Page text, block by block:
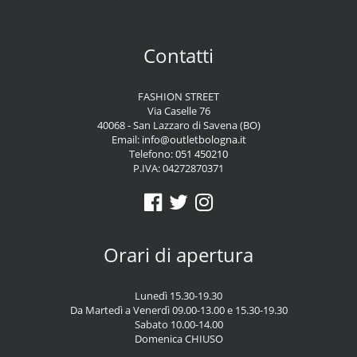
Contatti
FASHION STREET
Via Caselle 76
40068 - San Lazzaro di Savena (BO)
Email: info@outletbologna.it
Telefono:051 450210
P.IVA: 04272870371
Orari di apertura
Lunedì 15.30-19.30
Da Martedì a Venerdì 09.00-13.00 e 15.30-19.30
Sabato 10.00-14.00
Domenica CHIUSO